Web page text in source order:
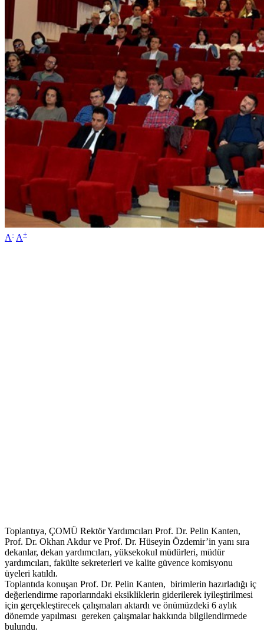
A- A+
Toplantıya, ÇOMÜ Rektör Yardımcıları Prof. Dr. Pelin Kanten,
Prof. Dr. Okhan Akdur ve Prof. Dr. Hüseyin Özdemir’in yanı sıra
dekanlar, dekan yardımcıları, yüksekokul müdürleri, müdür
yardımcıları, fakülte sekreterleri ve kalite güvence komisyonu
üyeleri katıldı.
Toplantıda konuşan Prof. Dr. Pelin Kanten, birimlerin hazırladığı iç
değerlendirme raporlarındaki eksikliklerin giderilerek iyileştirilmesi
için gerçekleştirecek çalışmaları aktardı ve önümüzdeki 6 aylık
dönemde yapılması gereken çalışmalar hakkında bilgilendirmede
bulundu.